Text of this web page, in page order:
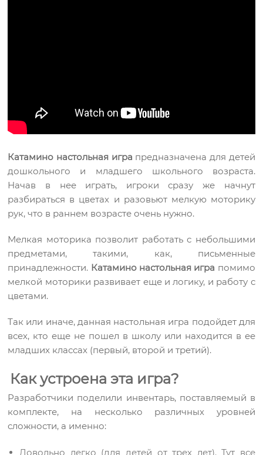
Катамино настольная игра предназначена для детей
дошкольного и младшего школьного возраста.
Начав в нее играть, игроки сразу же начнут
разбираться в цветах и разовьют мелкую моторику
рук, что в раннем возрасте очень нужно.
Мелкая моторика позволит работать с небольшими
предметами, такими, как, письменные
принадлежности. Катамино настольная игра помимо
мелкой моторики развивает еще и логику, и работу с
цветами.
Так или иначе, данная настольная игра подойдет для
всех, кто еще не пошел в школу или находится в ее
младших классах (первый, второй и третий).
Как устроена эта игра?
Разработчики поделили инвентарь, поставляемый в
комплекте, на несколько различных уровней
сложности, а именно:
Довольно легко (для детей от трех лет). Тут все